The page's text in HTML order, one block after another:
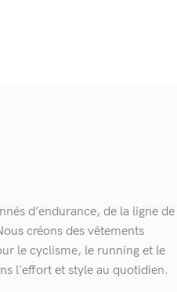
d’endurance, de la ligne de
créons des vêtements
le cyclisme, le running et le
l'effort et style au quotidien.